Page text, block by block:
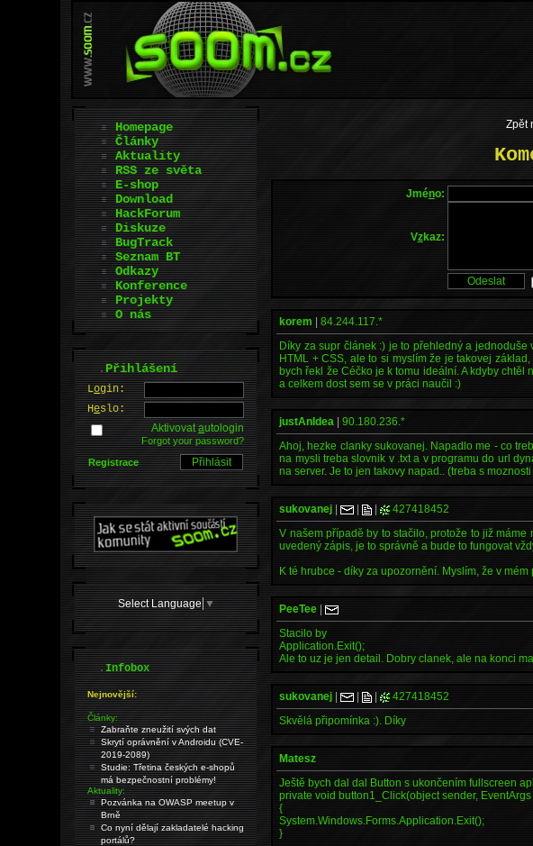
Zpět
Jméno:
Vzkaz:
korem |84.244.117.*
Díky za supr článek :) je to přehledný a
HTML + CSS, ale to si myslím že je takovej
bych řekl že Céčko je k tomu ideální. A kdyby
a celkem dost sem se v práci naučil :)
justAnIdea |90.180.236.*
Ahoj, hezke clanky sukovanej. Napadlo me - co
na mysli treba slovnik v .txt a v programu do url
na server. Je to jen takovy napad.. (treba s
sukovanej | | 427418452
V našem případě by to stačilo, protože to již
uvedený zápis, je to správně a bude to fungovat
K té hrubce - díky za upozornění. Myslím, že v
PeeTee |
Stacilo by
Application.Exit();
Ale to uz je jen detail. Dobry clanek, ale na konci
sukovanej | | 427418452
Skvělá připomínka :). Díky
Matesz
Ještě bych dal dal Button s ukončením fullscreen
private void button1_Click(object sender, EventArgs
{
System.Windows.Forms.Application.Exit();
}
Homepage
Články
Aktuality
RSS ze světa
E-shop
Download
HackForum
Diskuze
BugTrack
Seznam BT
Odkazy
Konference
Projekty
O nás
.Přihlášení
Login:
Heslo:
Aktivovatautologin
Forgot your password?
Registrace
Select Language ▼
.Infobox
Nejnovější:
Články:
Zabraňte zneužití svých dat
Skrytí oprávnění v Androidu (CVE-
2019-2089)
Studie: Třetina českých e-shopů
má bezpečnostní problémy!
Aktuality:
Pozvánka na OWASP meetup v
Brně
Co nyní dělají zakladatelé hacking
portálů?